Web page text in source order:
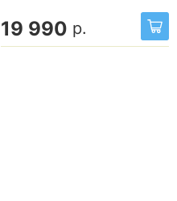
19 990 р.